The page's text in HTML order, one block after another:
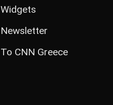
Widgets
Newsletter
Το CNN Greece